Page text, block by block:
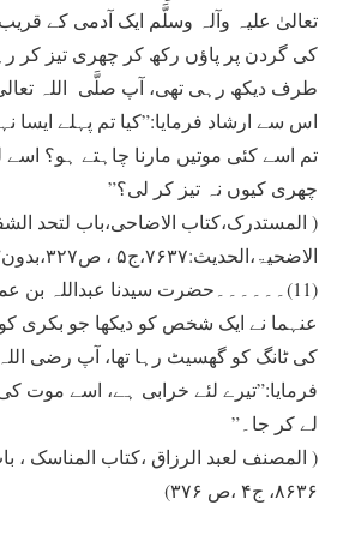
تعالیٰ علیہ وآلہ وسلَّم ايک آدمی کے
کی گردن پر پاؤں رکھ کر چھری تيز کر
طرف ديکھ رہی تھی، آپ صلَّی اللہ
اس سے ارشاد فرمايا:”کيا تم پہلے ايسا
تم اسے کئی موتيں مارنا چاہتے ہو؟ اسے
چھری کيوں نہ تیز کر لی؟”
( المستدرک،کتاب الاضاحی،باب لتحد
الاضحیۃ،الحدیث:۷۶۳۷،ج۵ ، ص۳۲۷،بدون” فلا قبل ھذا” )
(11)۔۔۔۔۔۔حضرت سيدنا عبداللہ بن
عنہما نے ايک شخص کو ديکھا جو بکری
کی ٹانگ کو گھسيٹ رہا تھا، آپ رضی
فرمايا:”تيرے لئے خرابی ہے، اسے موت
لے کر جا۔”
( المصنف لعبد الرزاق ،کتاب المناسک ،
۸۶۳۶، ج۴ ،ص ۳۷۶)